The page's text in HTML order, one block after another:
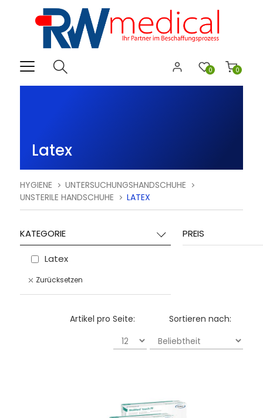
0
0
Latex
HYGIENE
UNTERSUCHUNGSHANDSCHUHE
UNSTERILE HANDSCHUHE
LATEX
KATEGORIE
Latex
Zurücksetzen
PREIS
Sortieren nach:
Artikel pro Seite: